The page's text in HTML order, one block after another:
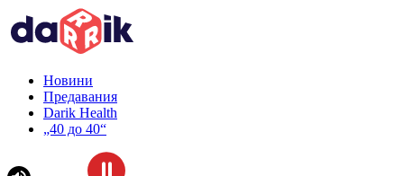
Новини
Предавания
Darik Health
„40 до 40“